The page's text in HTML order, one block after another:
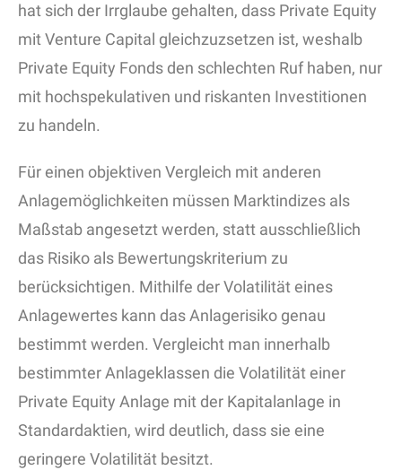
hat sich der Irrglaube gehalten, dass Private Equity
mit Venture Capital gleichzuzsetzen ist, weshalb
Private Equity Fonds den schlechten Ruf haben, nur
mit hochspekulativen und riskanten Investitionen
zu handeln.
Für einen objektiven Vergleich mit anderen
Anlagemöglichkeiten müssen Marktindizes als
Maßstab angesetzt werden, statt ausschließlich
das Risiko als Bewertungskriterium zu
berücksichtigen. Mithilfe der Volatilität eines
Anlagewertes kann das Anlagerisiko genau
bestimmt werden. Vergleicht man innerhalb
bestimmter Anlageklassen die Volatilität einer
Private Equity Anlage mit der Kapitalanlage in
Standardaktien, wird deutlich, dass sie eine
geringere Volatilität besitzt.